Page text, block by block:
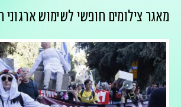
מאגר צילומים חופשי לשימוש